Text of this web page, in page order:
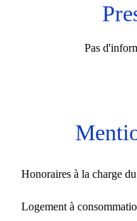
Pas
Honoraires à la charge
Logement à